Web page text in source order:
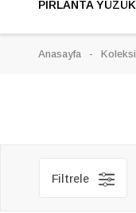
PIRLANTA
Anasayfa
Filtrele
r